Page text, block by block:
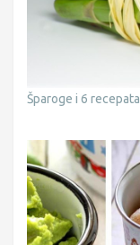
Šparoge i 6